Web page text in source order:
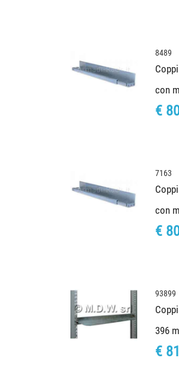
8489
con
€
7163
con
€
396
€